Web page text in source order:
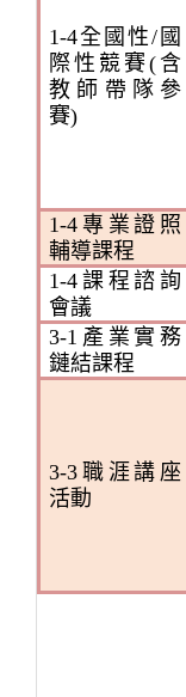
1-4全國性/國
際性競賽(含
教師帶隊參
賽)
1-4 專業證照
輔導課程
1-4 課程諮詢
會議
3-1 產業實務
鏈結課程
3-3 職涯講座
活動